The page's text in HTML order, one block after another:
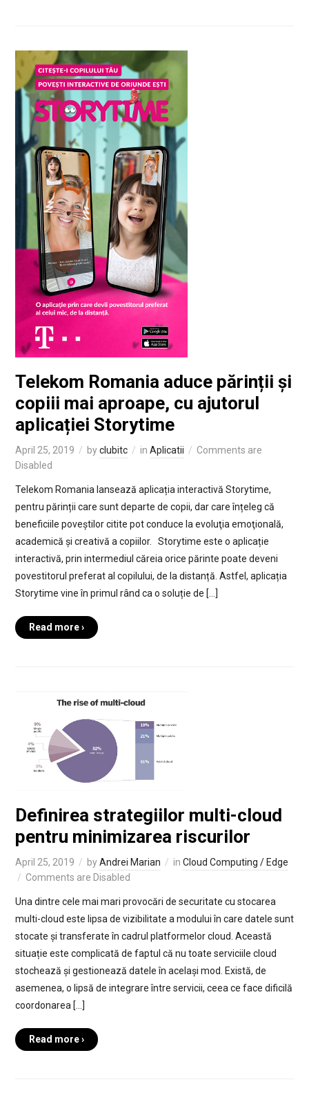
Telekom Romania aduce părinții și
copiii mai aproape, cu ajutorul
aplicației Storytime
April 25, 2019 byclubitc in Aplicatii
Comments are
Disabled
Telekom Romania lansează aplicația interactivă Storytime,
pentru părinții care sunt departe de copii, dar care înțeleg că
beneficiile poveștilor citite pot conduce la evoluţia emoţională,
academică și creativă a copiilor. Storytime este o aplicație
interactivă, prin intermediul căreia orice părinte poate deveni
povestitorul preferat al copilului, de la distanță. Astfel, aplicația
Storytime vine în primul rând ca o soluție de […]
Read more ›
Definirea strategiilor multi-cloud
pentru minimizarea riscurilor
April 25, 2019 byAndrei Marian in Cloud Computing / Edge
Comments are Disabled
Una dintre cele mai mari provocări de securitate cu stocarea
multi-cloud este lipsa de vizibilitate a modului în care datele sunt
stocate și transferate în cadrul platformelor cloud. Această
situație este complicată de faptul că nu toate serviciile cloud
stochează și gestionează datele în același mod. Există, de
asemenea, o lipsă de integrare între servicii, ceea ce face dificilă
coordonarea […]
Read more ›